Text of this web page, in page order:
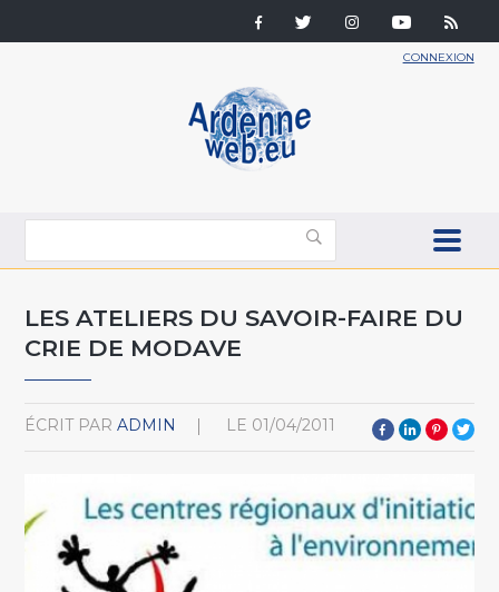
CONNEXION
LES ATELIERS DU SAVOIR-FAIRE DU
CRIE DE MODAVE
ÉCRIT PAR ADMIN LE 01/04/2011